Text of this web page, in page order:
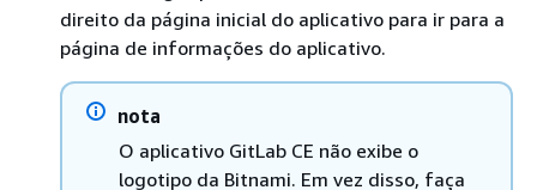
direito da página inicial do aplicativo para ir para a
página de informações do aplicativo.
nota
O aplicativo GitLab CE não exibe o
logotipo da Bitnami. Em vez disso, faça